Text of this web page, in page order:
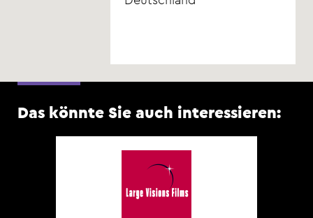
Das könnte Sie auch interessieren: